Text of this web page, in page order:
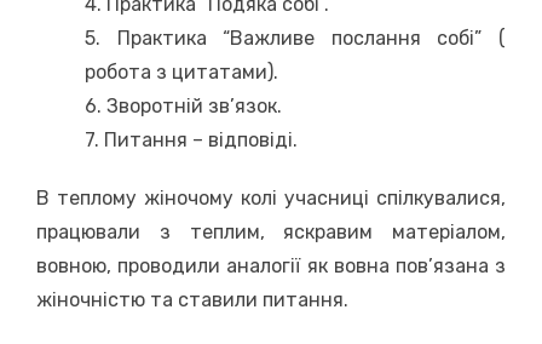
5. Практика “Важливе послання собі” (
робота з цитатами).
6. Зворотній зв’язок.
7. Питання – відповіді.
В теплому жіночому колі учасниці спілкувалися,
працювали з теплим, яскравим матеріалом,
вовною, проводили аналогії як вовна пов’язана з
жіночністю та ставили питання.